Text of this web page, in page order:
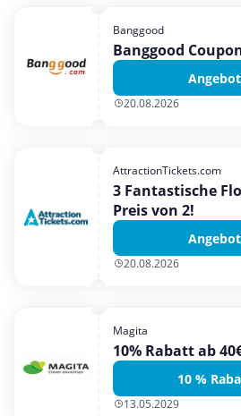
Banggood
Banggood
20.08.2026
AttractionTickets.com
3 Fantastische
Preis von 2!
20.08.2026
Magita
10% Rabatt ab
10 %
13.05.2029